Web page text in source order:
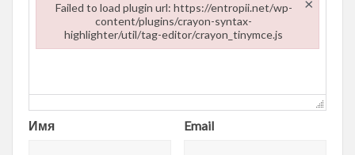
Имя Email
Failed to load plugin url: https://entropii.net/wp-
content/plugins/crayon-syntax-
highlighter/util/tag-editor/crayon_tinymce.js
Failed to load plugin url: https://entropii.net/wp-content/